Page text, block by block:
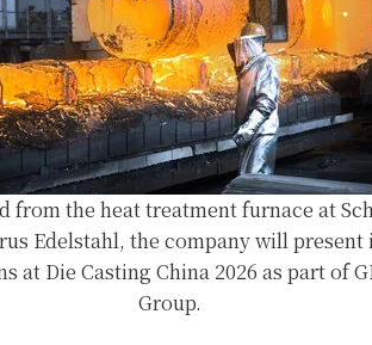
from the heat treatment furnace at
Edelstahl, the company will
at Die Casting China 2026 as part of
Group.